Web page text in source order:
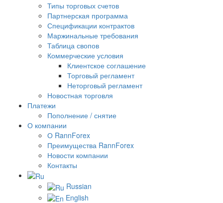
Типы торговых счетов
Партнерская программа
Спецификации контрактов
Маржинальные требования
Таблица свопов
Коммерческие условия
Клиентское соглашение
Торговый регламент
Неторговый регламент
Новостная торговля
Платежи
Пополнение / снятие
О компании
О RannForex
Преимущества RannForex
Новости компании
Контакты
Russian
English